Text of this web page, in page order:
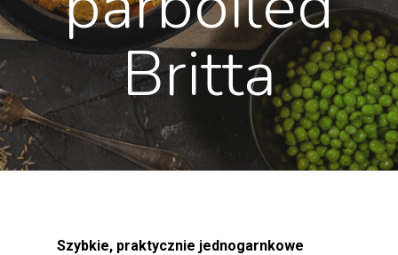
Britta
Szybkie, praktycznie jednogarnkowe